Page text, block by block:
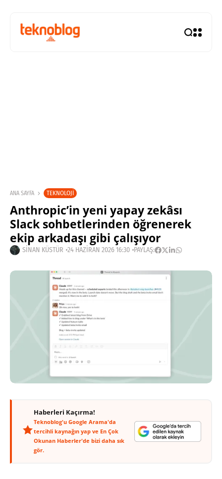
ANA SAYFA TEKNOLOJI
Anthropic’in yeni yapay zekâsı
Slack sohbetlerinden öğrenerek
ekip arkadaşı gibi çalışıyor
SINAN KÜSTÜR 24 HAZIRAN 2026 16:30 PAYLAŞ:
Haberleri Kaçırma!
Teknoblog'u Google Arama'da
tercihli kaynağın yap ve En Çok
Okunan Haberler'de bizi daha sık
gör.